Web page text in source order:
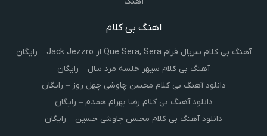
اهنگ بی کلام
آهنگ بی کلام سریال فرام Que Sera, Sera از Jack Jezzro – رایگان
آهنگ بی کلام سپهر خلسه مرد سال – رایگان
دانلود آهنگ بی کلام محسن چاوشی چهل روز – رایگان
دانلود آهنگ بی کلام رضا بهرام همدم – رایگان
دانلود آهنگ بی کلام محسن چاوشی حسین – رایگان